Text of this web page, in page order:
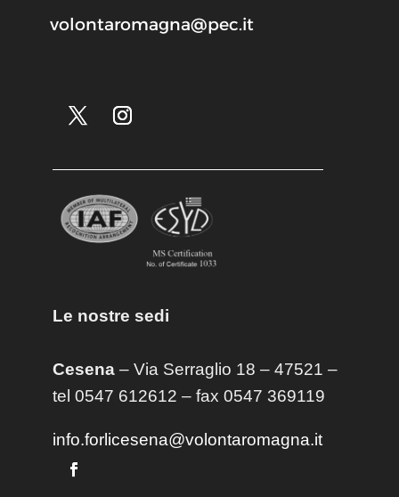
volontaromagna@pec.it
Le nostre sedi
Cesena– Via Serraglio 18 – 47521 –
tel 0547 612612 – fax 0547 369119
info.forlicesena@volontaromagna.it